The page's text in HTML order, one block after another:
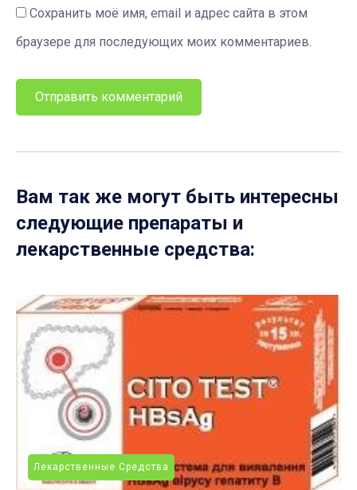
Сохранить моё имя, email и адрес сайта в этом
браузере для последующих моих комментариев.
Вам так же могут быть интересны
следующие препараты и
лекарственные средства:
Лекарственные Средства